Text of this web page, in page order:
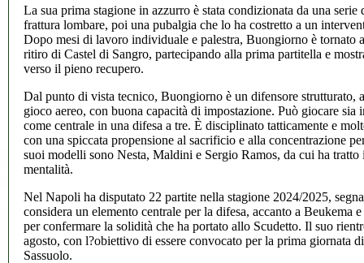
La sua prima stagione in azzurro è stata condizionata da una
frattura lombare, poi una pubalgia che lo ha costretto a un
Dopo mesi di lavoro individuale e palestra, Buongiorno è tornato
ritiro di Castel di Sangro, partecipando alla prima partitella e
verso il pieno recupero.
Dal punto di vista tecnico, Buongiorno è un difensore strutturato,
gioco aereo, con buona capacità di impostazione. Può giocare sia
come centrale in una difesa a tre. È disciplinato tatticamente e
con una spiccata propensione al sacrificio e alla concentrazione
suoi modelli sono Nesta, Maldini e Sergio Ramos, da cui ha tratto
mentalità.
Nel Napoli ha disputato 22 partite nella stagione 2024/2025,
considera un elemento centrale per la difesa, accanto a Beukema
per confermare la solidità che ha portato allo Scudetto. Il suo
agosto, con l?obiettivo di essere convocato per la prima giornata
Sassuolo.